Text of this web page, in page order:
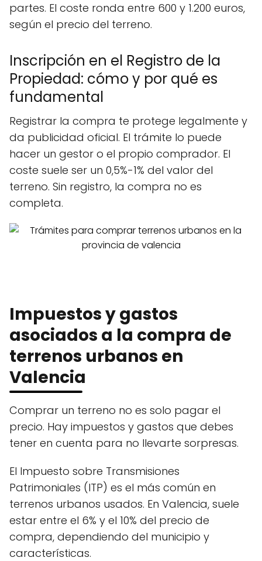
partes. El coste ronda entre 600 y 1.200 euros,
según el precio del terreno.
Inscripción en el Registro de la
Propiedad: cómo y por qué es
fundamental
Registrar la compra te protege legalmente y
da publicidad oficial. El trámite lo puede
hacer un gestor o el propio comprador. El
coste suele ser un 0,5%-1% del valor del
terreno. Sin registro, la compra no es
completa.
Impuestos y gastos
asociados a la compra de
terrenos urbanos en
Valencia
Comprar un terreno no es solo pagar el
precio. Hay impuestos y gastos que debes
tener en cuenta para no llevarte sorpresas.
El Impuesto sobre Transmisiones
Patrimoniales (ITP) es el más común en
terrenos urbanos usados. En Valencia, suele
estar entre el 6% y el 10% del precio de
compra, dependiendo del municipio y
características.